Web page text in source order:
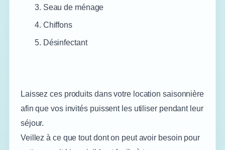
Seau de ménage
Chiffons
Désinfectant
Laissez ces produits dans votre location saisonnière
afin que vos invités puissent les utiliser pendant leur
séjour.
Veillez à ce que tout dont on peut avoir besoin pour